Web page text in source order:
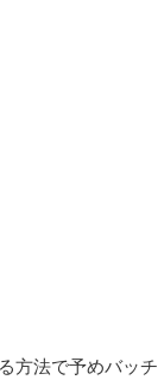
方法で予めバッチ